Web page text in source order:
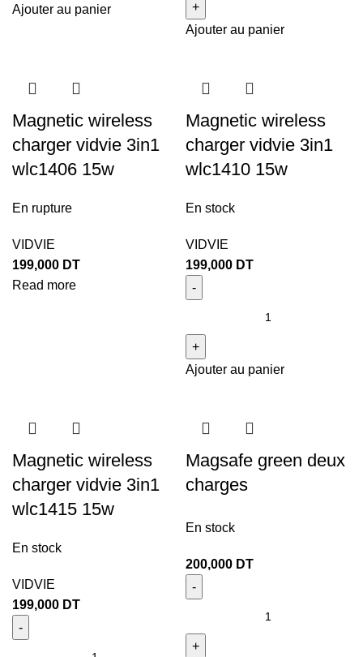
Ajouter au panier
Ajouter au panier
Magnetic wireless
charger vidvie 3in1
wlc1406 15w
En rupture
VIDVIE
199,000 DT
Read more
Magnetic wireless
charger vidvie 3in1
wlc1410 15w
En stock
VIDVIE
199,000 DT
Ajouter au panier
Magnetic wireless
charger vidvie 3in1
wlc1415 15w
En stock
VIDVIE
199,000 DT
Magsafe green deux
charges
En stock
200,000 DT